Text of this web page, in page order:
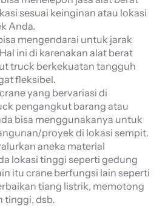
sesuai keinginan atau lokasi
Anda.
mengendarai untuk jarak
ini di karenakan alat berat
truck berkekuatan tangguh
fleksibel.
yang bervariasi di
pengangkut barang atau
bisa menggunakanya untuk
proyek di lokasi sempit.
aneka material
lokasi tinggi seperti gedung
itu crane berfungsi lain seperti
tiang listrik, memotong
tinggi, dsb.